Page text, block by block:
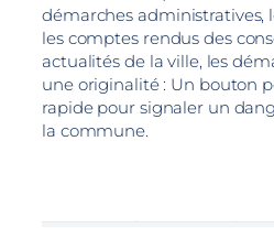
démarches administratives,
les comptes rendus des
actualités de la ville, les
une originalité : Un bouton
rapide pour signaler un
la commune.